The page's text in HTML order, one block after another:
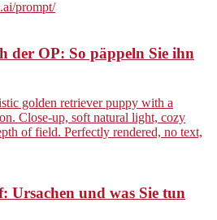
der OP: So päppeln Sie ihn
Ursachen und was Sie tun